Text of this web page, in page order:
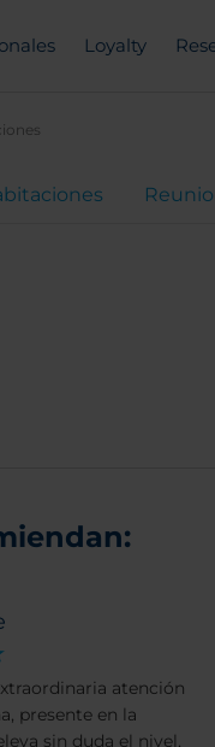
Loyalty
atención
presente en la
sin duda el nivel,